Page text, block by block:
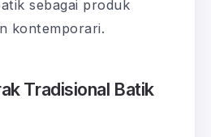
sebagai produk
kontemporari.
Tradisional Batik